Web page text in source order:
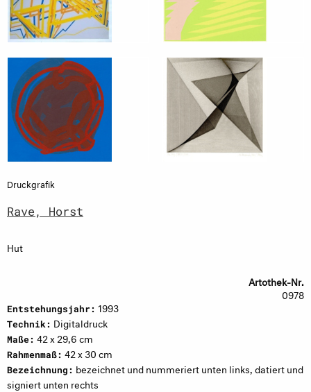
Druckgrafik
Rave, Horst
Hut
Artothek-Nr.
0978
Entstehungsjahr: 1993
Technik: Digitaldruck
Maße: 42 x 29,6 cm
Rahmenmaß: 42 x 30 cm
Bezeichnung: bezeichnet und nummeriert unten links, datiert und
signiert unten rechts